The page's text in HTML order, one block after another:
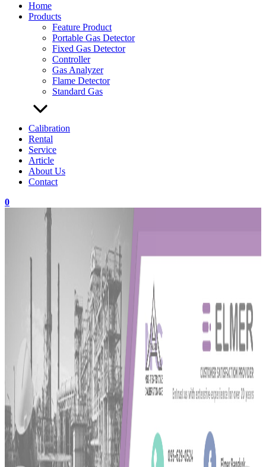
Home
Products
Feature Product
Portable Gas Detector
Fixed Gas Detector
Controller
Gas Analyzer
Flame Detector
Standard Gas
Calibration
Rental
Service
Article
About Us
Contact
0